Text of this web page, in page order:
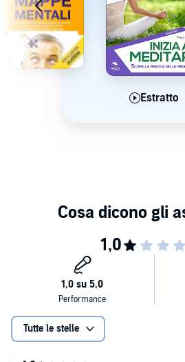
Mindfulness e l'autoipnosi, mettendo in
distintive che lo rendono un prezioso
proprio bagaglio di competenze.
©2023 2023 (P)2023 2023
Estratto
Tutte le stelle